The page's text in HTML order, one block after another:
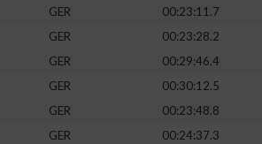
GER
00:23:11.7
GER
00:23:28.2
GER
00:29:46.4
GER
00:30:12.5
GER 00:23:48.8
GER
00:24:37.3